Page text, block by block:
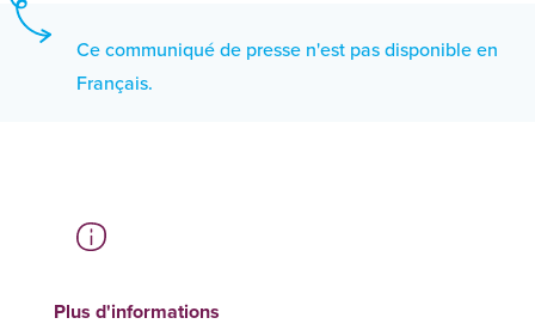
Ce communiqué de presse n'est pas disponible en
Français.
Plus d'informations